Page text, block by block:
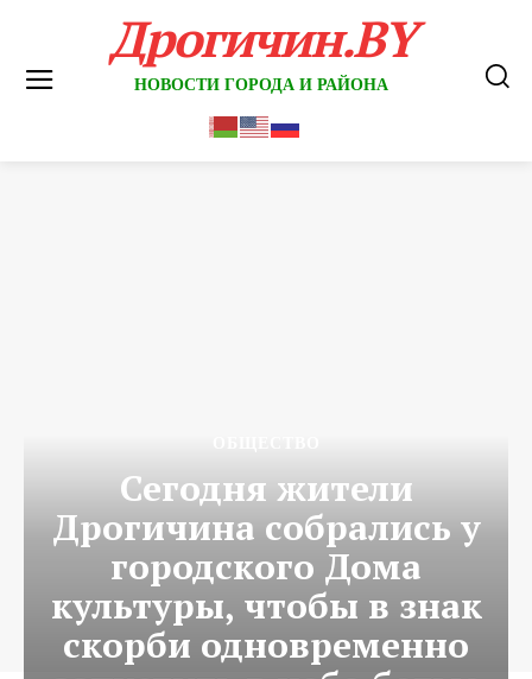
Дрогичин.BY
НОВОСТИ ГОРОДА И РАЙОНА
Сегодня жители
Дрогичина собрались у
городского Дома
культуры, чтобы в знак
скорби одновременно